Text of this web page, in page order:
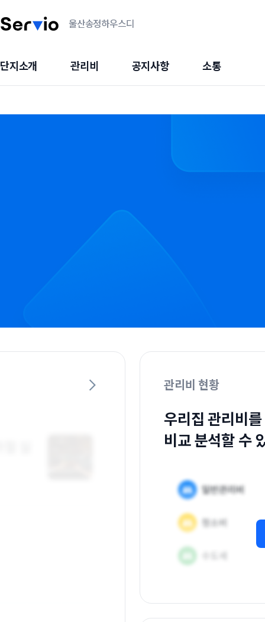
울산송정하우스디
단지소개 관리비 공지사항 소통
관리비 현황
우리집 관리비
비교 분석할 수